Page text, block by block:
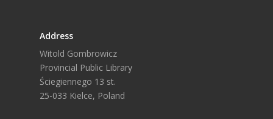
Address
Witold Gombrowicz
Provincial Public Library
Ściegiennego 13 st.
25-033 Kielce, Poland